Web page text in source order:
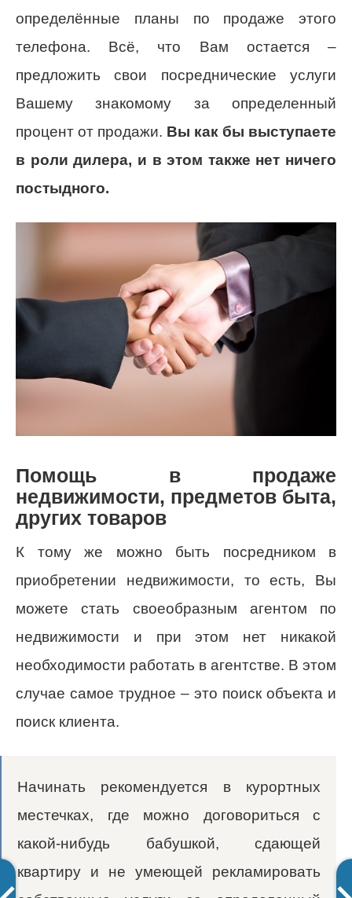
определённые планы по продаже этого
телефона. Всё, что Вам остается –
предложить свои посреднические услуги
Вашему знакомому за определенный
процент от продажи. Вы как бы выступаете
в роли дилера, и в этом также нет ничего
постыдного.
Помощь в продаже
недвижимости, предметов быта,
других товаров
К тому же можно быть посредником в
приобретении недвижимости, то есть, Вы
можете стать своеобразным агентом по
недвижимости и при этом нет никакой
необходимости работать в агентстве. В этом
случае самое трудное – это поиск объекта и
поиск клиента.
Начинать рекомендуется в курортных
местечках, где можно договориться с
какой-нибудь бабушкой, сдающей
квартиру и не умеющей рекламировать